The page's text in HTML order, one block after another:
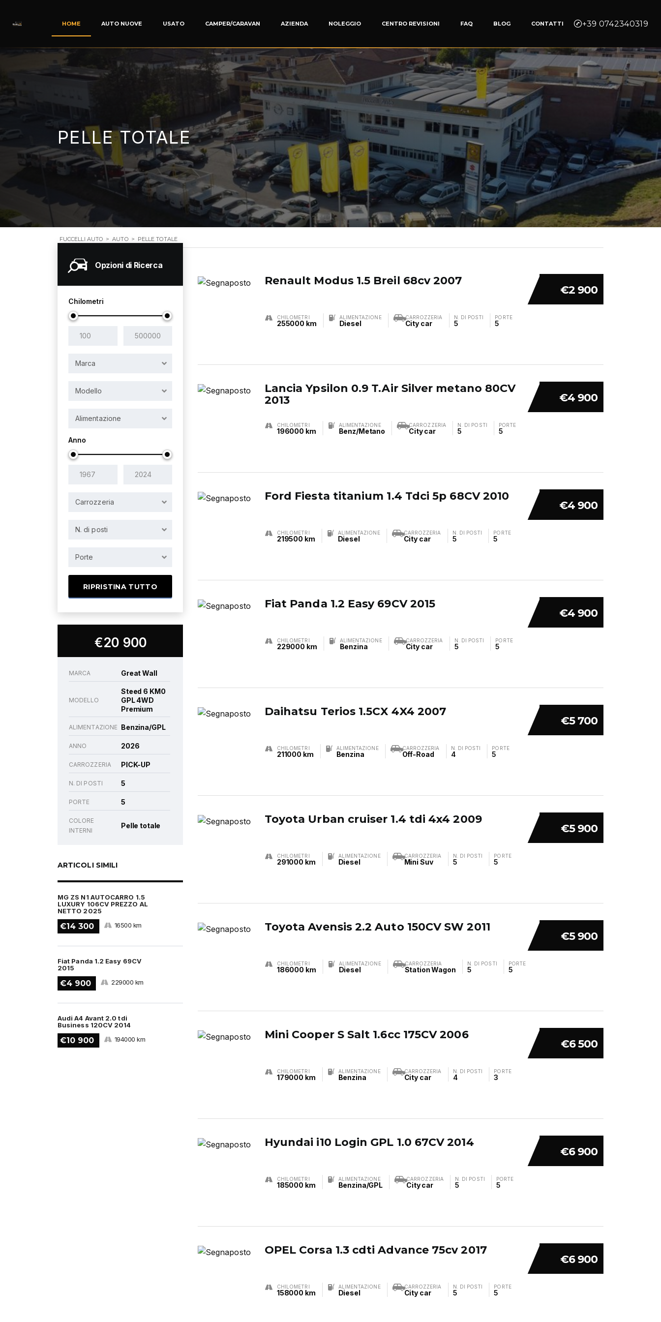
HOME AUTO NUOVE USATO CAMPER/CARAVAN AZIENDA NOLEGGIO CENTRO REVISIONI FAQ BLOG CONTATTI +39 0742340319
PELLE TOTALE
FUCCELLI AUTO > AUTO > PELLE TOTALE
Opzioni di Ricerca
Chilometri
Marca
Modello
Alimentazione
Anno
Carrozzeria
N. di posti
Porte
RIPRISTINA TUTTO
€20 900
MARCA Great Wall
MODELLO
Steed 6 KM0
GPL 4WD
Premium
ALIMENTAZIONE Benzina/GPL
ANNO 2026
CARROZZERIA PICK-UP
N. DI POSTI 5
PORTE 5
COLORE
INTERNI
Pelle totale
ARTICOLI SIMILI
MG ZS N1 AUTOCARRO 1.5
LUXURY 106CV PREZZO AL
NETTO 2025
€14 300 16500 km
Fiat Panda 1.2 Easy 69CV
2015
€4 900 229000 km
Audi A4 Avant 2.0 tdi
Business 120CV 2014
€10 900 194000 km
€2 900
Renault Modus 1.5 Breil 68cv 2007
CHILOMETRI
255000 km
ALIMENTAZIONE
Diesel
CARROZZERIA
City car
N. DI POSTI
5
PORTE
5
€4 900
Lancia Ypsilon 0.9 T.Air Silver metano 80CV
2013
CHILOMETRI
196000 km
ALIMENTAZIONE
Benz/Metano
CARROZZERIA
City car
N. DI POSTI
5
PORTE
5
€4 900
Ford Fiesta titanium 1.4 Tdci 5p 68CV 2010
CHILOMETRI
219500 km
ALIMENTAZIONE
Diesel
CARROZZERIA
City car
N. DI POSTI
5
PORTE
5
€4 900
Fiat Panda 1.2 Easy 69CV 2015
CHILOMETRI
229000 km
ALIMENTAZIONE
Benzina
CARROZZERIA
City car
N. DI POSTI
5
PORTE
5
€5 700
Daihatsu Terios 1.5CX 4X4 2007
CHILOMETRI
211000 km
ALIMENTAZIONE
Benzina
CARROZZERIA
Off-Road
N. DI POSTI
4
PORTE
5
€5 900
Toyota Urban cruiser 1.4 tdi 4x4 2009
CHILOMETRI
291000 km
ALIMENTAZIONE
Diesel
CARROZZERIA
Mini Suv
N. DI POSTI
5
PORTE
5
€5 900
Toyota Avensis 2.2 Auto 150CV SW 2011
CHILOMETRI
186000 km
ALIMENTAZIONE
Diesel
CARROZZERIA
Station Wagon
N. DI POSTI
5
PORTE
5
€6 500
Mini Cooper S Salt 1.6cc 175CV 2006
CHILOMETRI
179000 km
ALIMENTAZIONE
Benzina
CARROZZERIA
City car
N. DI POSTI
4
PORTE
3
€6 900
Hyundai i10 Login GPL 1.0 67CV 2014
CHILOMETRI
185000 km
ALIMENTAZIONE
Benzina/GPL
CARROZZERIA
City car
N. DI POSTI
5
PORTE
5
€6 900
OPEL Corsa 1.3 cdti Advance 75cv 2017
CHILOMETRI
158000 km
ALIMENTAZIONE
Diesel
CARROZZERIA
City car
N. DI POSTI
5
PORTE
5